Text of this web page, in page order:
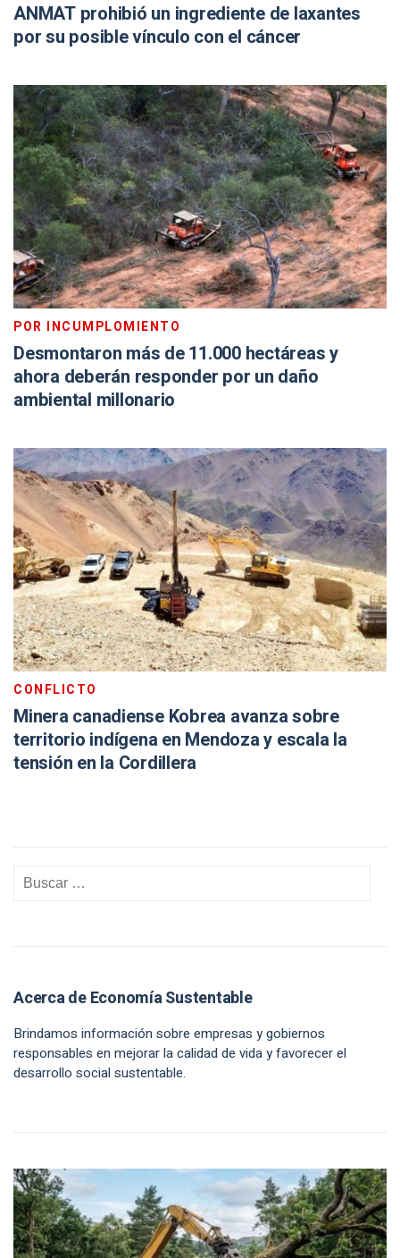
ANMAT prohibió un ingrediente de laxantes
por su posible vínculo con el cáncer
POR INCUMPLOMIENTO
Desmontaron más de 11.000 hectáreas y
ahora deberán responder por un daño
ambiental millonario
CONFLICTO
Minera canadiense Kobrea avanza sobre
territorio indígena en Mendoza y escala la
tensión en la Cordillera
Acerca de Economía Sustentable
Brindamos información sobre empresas y gobiernos
responsables en mejorar la calidad de vida y favorecer el
desarrollo social sustentable.